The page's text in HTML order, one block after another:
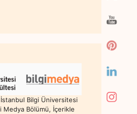
Bilgi Üniversitesi
Medya Bölümü, İçerikle